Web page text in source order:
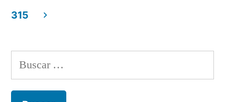
Navegación
entradas
315
Buscar: